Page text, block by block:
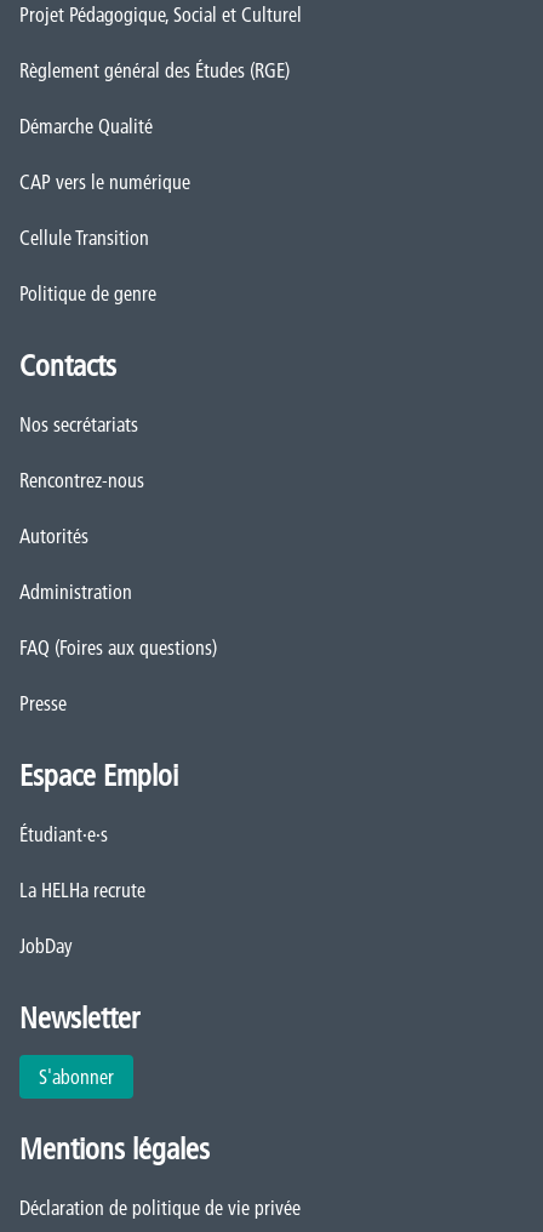
Projet Pédagogique, Social et Culturel
Règlement général des Études (RGE)
Démarche Qualité
CAP vers le numérique
Cellule Transition
Politique de genre
Contacts
Nos secrétariats
Rencontrez-nous
Autorités
Administration
FAQ (Foires aux questions)
Presse
Espace Emploi
Étudiant·e·s
La HELHa recrute
JobDay
Newsletter
S'abonner
Mentions légales
Déclaration de politique de vie privée